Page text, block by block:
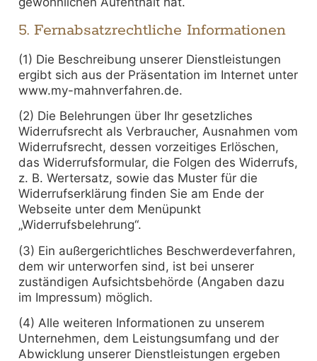
5. Fernabsatzrechtliche Informationen
(1) Die Beschreibung unserer Dienstleistungen
ergibt sich aus der Präsentation im Internet unter
www.my-mahnverfahren.de.
(2) Die Belehrungen über Ihr gesetzliches
Widerrufsrecht als Verbraucher, Ausnahmen vom
Widerrufsrecht, dessen vorzeitiges Erlöschen,
das Widerrufsformular, die Folgen des Widerrufs,
z. B. Wertersatz, sowie das Muster für die
Widerrufserklärung finden Sie am Ende der
Webseite unter dem Menüpunkt
„Widerrufsbelehrung“.
(3) Ein außergerichtliches Beschwerdeverfahren,
dem wir unterworfen sind, ist bei unserer
zuständigen Aufsichtsbehörde (Angaben dazu
im Impressum) möglich.
(4) Alle weiteren Informationen zu unserem
Unternehmen, dem Leistungsumfang und der
Abwicklung unserer Dienstleistungen ergeben